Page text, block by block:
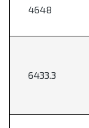
4648
6433.3